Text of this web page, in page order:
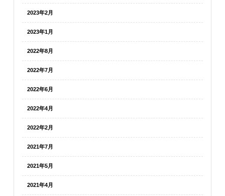
2023年2月
2023年1月
2022年8月
2022年7月
2022年6月
2022年4月
2022年2月
2021年7月
2021年5月
2021年4月